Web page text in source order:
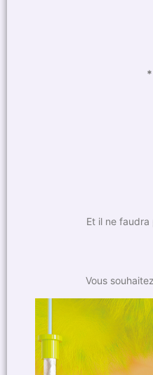
*
Et il ne
Vous